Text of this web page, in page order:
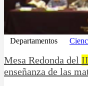
Departamentos
Mesa Redonda del
enseñanza de las